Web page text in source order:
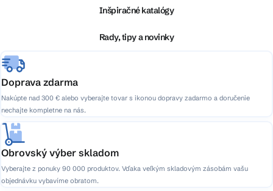
e
Inšpiračné katalógy
Rady, tipy a novinky
Doprava zdarma
Nakúpte nad 300 € alebo vyberajte tovar s ikonou dopravy zadarmo a doručenie
nechajte kompletne na nás.
Obrovský výber skladom
Vyberajte z ponuky 90 000 produktov. Vďaka veľkým skladovým zásobám vašu
objednávku vybavíme obratom.